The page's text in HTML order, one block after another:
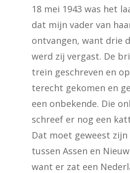
18 mei 1943 was het
dat mijn vader van
ontvangen, want drie
werd zij vergast. De
trein geschreven en
terecht gekomen en
een onbekende. Die
schreef er nog een
Dat moet geweest zijn
tussen Assen en
want er zat een